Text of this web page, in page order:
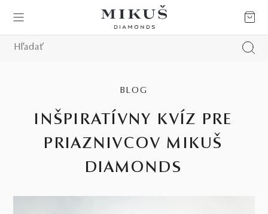
BLOG
INŠPIRATÍVNY KVÍZ PRE
PRIAZNIVCOV MIKUŠ
DIAMONDS